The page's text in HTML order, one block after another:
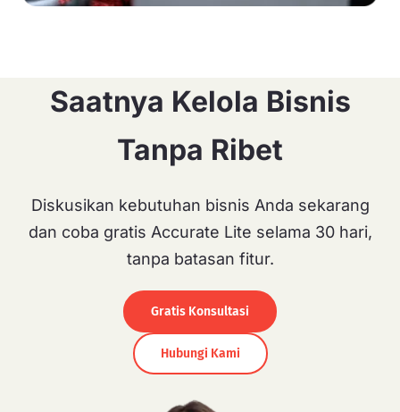
Saatnya Kelola Bisnis
Tanpa Ribet
Diskusikan kebutuhan bisnis Anda sekarang
dan coba gratis Accurate Lite selama 30 hari,
tanpa batasan fitur.
Gratis Konsultasi
Hubungi Kami